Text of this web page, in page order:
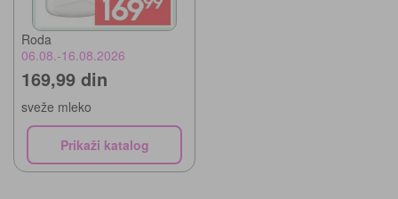
Roda
06.08.-16.08.2026
169,99 din
sveže mleko
Prikaži katalog